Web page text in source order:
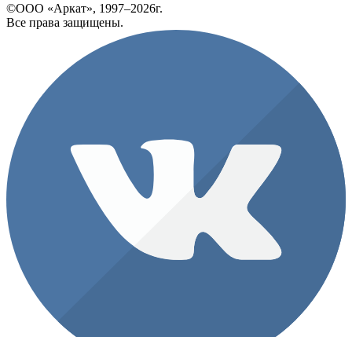
©ООО «Аркат», 1997–2026г.
Все права защищены.